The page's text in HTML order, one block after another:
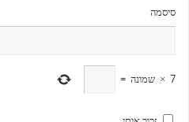
סיסמה
7
× שמונה =